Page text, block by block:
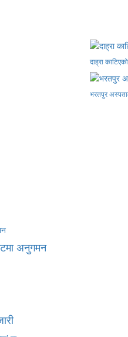
दाह्रा
भरतपुर
अनुगमन